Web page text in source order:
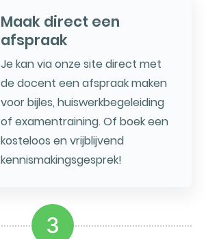
Maak direct een
afspraak
Je kan via onze site direct met
de docent een afspraak maken
voor bijles, huiswerkbegeleiding
of examentraining. Of boek een
kosteloos en vrijblijvend
kennismakingsgesprek!
3